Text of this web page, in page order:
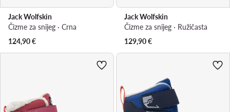
Jack Wolfskin
Čizme za snijeg · Crna
124,90€
Jack Wolfskin
Čizme za snijeg · Ružičasta
129,90€